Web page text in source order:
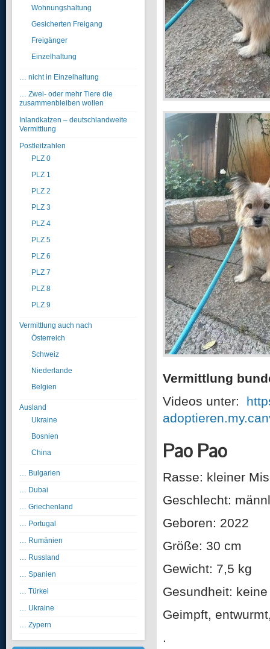
Wohnungshaltung
Gesicherten Freigang
Freigänger
Einzelhaltung
… nicht in Einzelhaltung
… Zwei- oder mehr Tiere die
zusammenbleiben wollen
Inlandkatzen – deutschlandweite
Vermittlung
Postleitzahlen
PLZ 0
PLZ 1
PLZ 2
PLZ 3
PLZ 4
PLZ 5
PLZ 6
PLZ 7
PLZ 8
PLZ 9
Vermittlung auch nach
Österreich
Schweiz
Niederlande
Belgien
Ausland
Ukraine
Bosnien
China
… Bulgarien
… Dubai
… Griechenland
… Portugal
… Rumänien
… Russland
… Spanien
… Türkei
… Ukraine
… Zypern
Vermittlung
Videos unter:
Pao Pao
Rasse: kleiner
Geschlecht:
Geboren: 2022
Größe: 30 cm
Gewicht: 7,5 kg
Gesundheit:
Geimpft,
.